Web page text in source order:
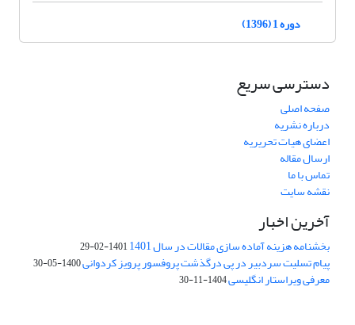
دوره 1 (1396)
دسترسی سریع
صفحه اصلی
درباره نشریه
اعضای هیات تحریریه
ارسال مقاله
تماس با ما
نقشه سایت
آخرین اخبار
بخشنامه هزینه آماده سازی مقالات در سال 1401 1401-02-29
پیام تسلیت سردبیر در پی درگذشت پروفسور پرویز کردوانی1400-05-30
معرفی ویراستار انگلیسی1404-11-30